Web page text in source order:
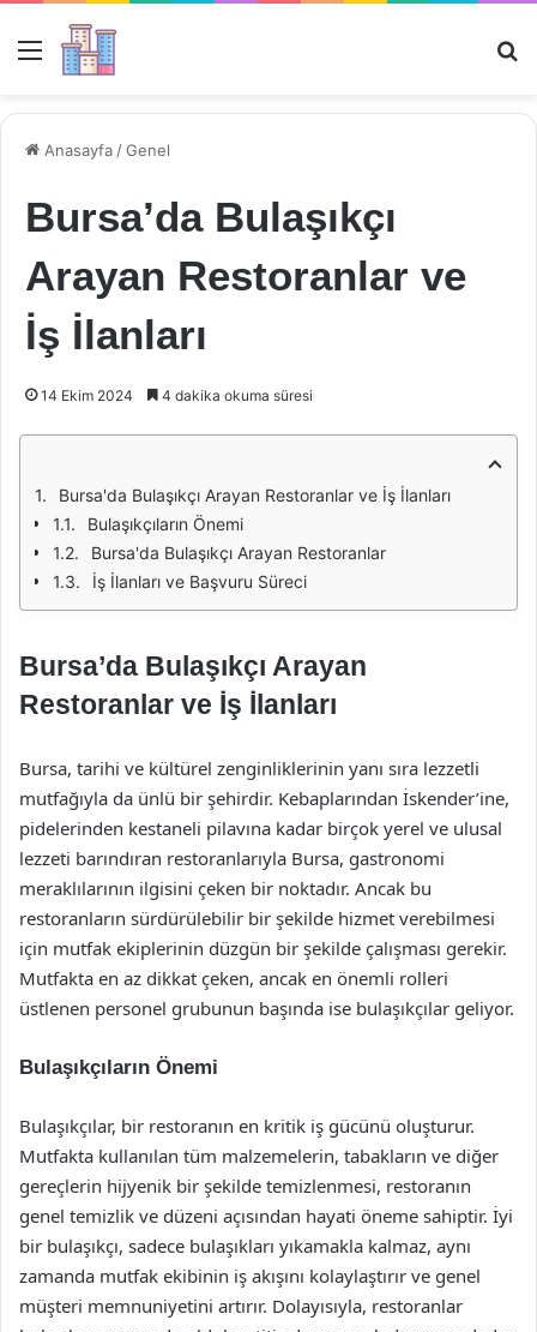
Menü
Anasayfa /Genel
Bursa’da Bulaşıkçı
Arayan Restoranlar ve
İş İlanları
14 Ekim 2024 4 dakika okuma süresi
Bursa'da Bulaşıkçı Arayan Restoranlar ve İş İlanları
Bulaşıkçıların Önemi
Bursa'da Bulaşıkçı Arayan Restoranlar
İş İlanları ve Başvuru Süreci
Bursa’da Bulaşıkçı Arayan
Restoranlar ve İş İlanları
Bursa, tarihi ve kültürel zenginliklerinin yanı sıra lezzetli
mutfağıyla da ünlü bir şehirdir. Kebaplarından İskender’ine,
pidelerinden kestaneli pilavına kadar birçok yerel ve ulusal
lezzeti barındıran restoranlarıyla Bursa, gastronomi
meraklılarının ilgisini çeken bir noktadır. Ancak bu
restoranların sürdürülebilir bir şekilde hizmet verebilmesi
için mutfak ekiplerinin düzgün bir şekilde çalışması gerekir.
Mutfakta en az dikkat çeken, ancak en önemli rolleri
üstlenen personel grubunun başında ise bulaşıkçılar geliyor.
Bulaşıkçıların Önemi
Bulaşıkçılar, bir restoranın en kritik iş gücünü oluşturur.
Mutfakta kullanılan tüm malzemelerin, tabakların ve diğer
gereçlerin hijyenik bir şekilde temizlenmesi, restoranın
genel temizlik ve düzeni açısından hayati öneme sahiptir. İyi
bir bulaşıkçı, sadece bulaşıkları yıkamakla kalmaz, aynı
zamanda mutfak ekibinin iş akışını kolaylaştırır ve genel
müşteri memnuniyetini artırır. Dolayısıyla, restoranlar